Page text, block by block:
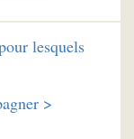
lesquels
>